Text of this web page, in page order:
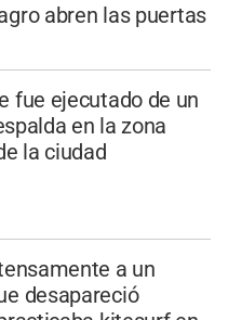
abren las puertas
fue ejecutado de un
en la zona
la ciudad
a un
desapareció